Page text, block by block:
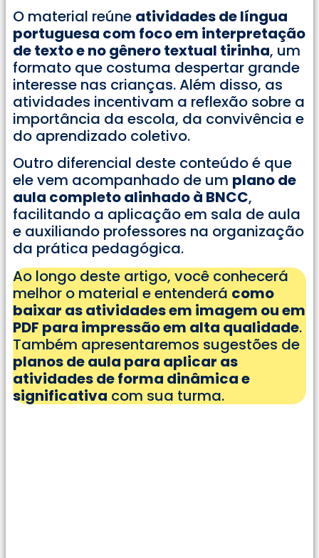
O material reúne atividades de língua
portuguesa com foco em interpretação
de texto e no gênero textual tirinha, um
formato que costuma despertar grande
interesse nas crianças. Além disso, as
atividades incentivam a reflexão sobre a
importância da escola, da convivência e
do aprendizado coletivo.
Outro diferencial deste conteúdo é que
ele vem acompanhado de um plano de
aula completo alinhado à BNCC,
facilitando a aplicação em sala de aula
e auxiliando professores na organização
da prática pedagógica.
Ao longo deste artigo, você conhecerá
melhor o material e entenderá como
baixar as atividades em imagem ou em
PDF para impressão em alta qualidade.
Também apresentaremos sugestões de
planos de aula para aplicar as
atividades de forma dinâmica e
significativa com sua turma.